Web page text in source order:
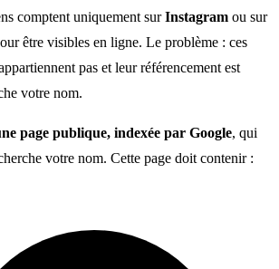
comptent uniquement surInstagram ou sur
être visibles en ligne. Le problème : ces
pas et leur référencement est
votre nom.
page publique, indexée par Google, qui
votre nom. Cette page doit contenir :